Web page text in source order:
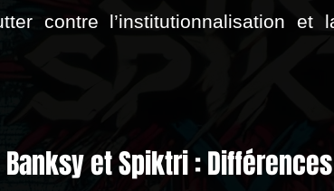
contre l’institutionnalisation et
Banksy et Spiktri :